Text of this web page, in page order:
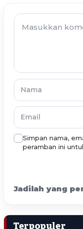
Simpan nama,
peramban ini
Jadilah yang
Terpopuler